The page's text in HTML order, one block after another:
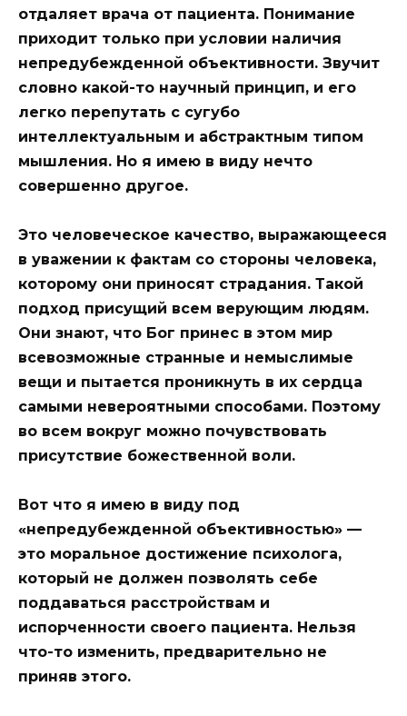
отдаляет врача от пациента. Понимание
приходит только при условии наличия
непредубежденной объективности. Звучит
словно какой-то научный принцип, и его
легко перепутать с сугубо
интеллектуальным и абстрактным типом
мышления. Но я имею в виду нечто
совершенно другое.
Это человеческое качество, выражающееся
в уважении к фактам со стороны человека,
которому они приносят страдания. Такой
подход присущий всем верующим людям.
Они знают, что Бог принес в этом мир
всевозможные странные и немыслимые
вещи и пытается проникнуть в их сердца
самыми невероятными способами. Поэтому
во всем вокруг можно почувствовать
присутствие божественной воли.
Вот что я имею в виду под
«непредубежденной объективностью» —
это моральное достижение психолога,
который не должен позволять себе
поддаваться расстройствам и
испорченности своего пациента. Нельзя
что-то изменить, предварительно не
приняв этого.